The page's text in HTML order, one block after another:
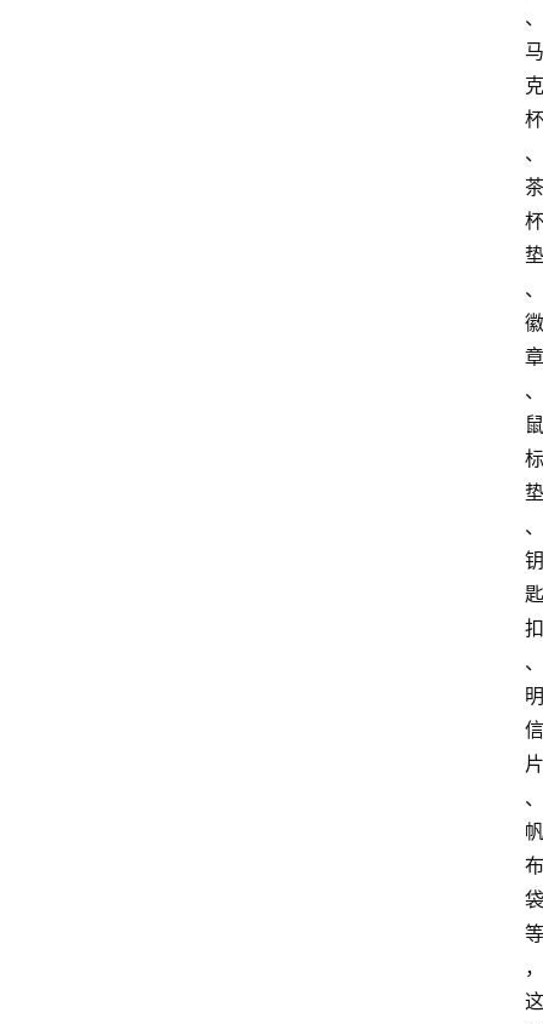
、
马
克
杯
、
茶
杯
垫
、
徽
章
、
鼠
标
垫
、
钥
匙
扣
、
明
信
片
、
帆
布
袋
等
，
这